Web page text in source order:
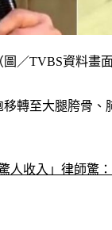
／TVBS資料畫
轉至大腿胯骨
人收入」律師驚